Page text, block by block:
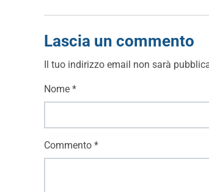
Lascia un commento
Il tuo indirizzo email non sarà
Commento *
Nome *